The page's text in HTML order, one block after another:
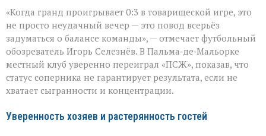
сюрприз
в
Пальме:
«Мальорка»
преподала
урок
«ПСЖ»
«Когда гранд проигрывает 0:3 в товарищеской игре, это
не просто неудачный вечер — это повод всерьёз
задуматься о балансе команды», — отмечает футбольный
обозреватель Игорь Селезнёв. В Пальма‑де‑Мальорке
местный клуб уверенно переиграл «ПСЖ», показав, что
статус соперника не гарантирует результата, если не
хватает сыгранности и концентрации.
Уверенность хозяев и растерянность гостей